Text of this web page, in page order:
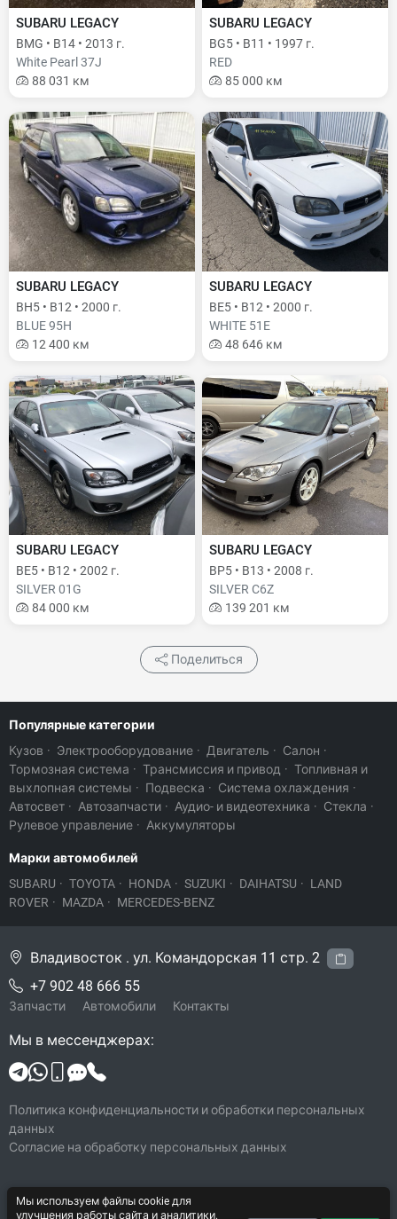
SUBARU LEGACY
BMG • B14 • 2013 г.
White Pearl 37J
88 031 км
SUBARU LEGACY
BG5 • B11 • 1997 г.
RED
85 000 км
SUBARU LEGACY
BH5 • B12 • 2000 г.
BLUE 95H
12 400 км
SUBARU LEGACY
BE5 • B12 • 2000 г.
WHITE 51E
48 646 км
SUBARU LEGACY
BE5 • B12 • 2002 г.
SILVER 01G
84 000 км
SUBARU LEGACY
BP5 • B13 • 2008 г.
SILVER C6Z
139 201 км
Поделиться
Популярные категории
Кузов · Электрооборудование · Двигатель · Салон ·
Тормозная система · Трансмиссия и привод · Топливная и
выхлопная системы · Подвеска · Система охлаждения ·
Автосвет · Автозапчасти · Аудио- и видеотехника · Стекла ·
Рулевое управление · Аккумуляторы
Марки автомобилей
SUBARU · TOYOTA · HONDA · SUZUKI · DAIHATSU · LAND
ROVER · MAZDA · MERCEDES-BENZ
© 2026 Legacy-VL
Владивосток . ул. Командорская 11 стр. 2
+7 902 48 666 55
Запчасти Автомобили Контакты
Мы в мессенджерах:
Политика конфиденциальности и обработки персональных
данных
Согласие на обработку персональных данных
Мы используем файлы cookie для
улучшения работы сайта и аналитики.